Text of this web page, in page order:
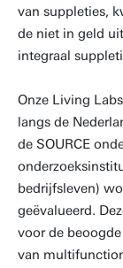
van suppleties,
de niet in geld
integraal
Onze Living
langs de
de SOURCE
bedrijfsleven)
geëvalueerd.
voor de
van